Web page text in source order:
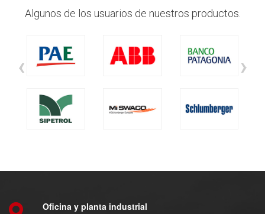
Algunos de los usuarios de nuestros productos.
‹ ›
Oficina y planta industrial